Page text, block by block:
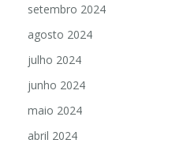
setembro 2024
agosto 2024
julho 2024
junho 2024
maio 2024
abril 2024